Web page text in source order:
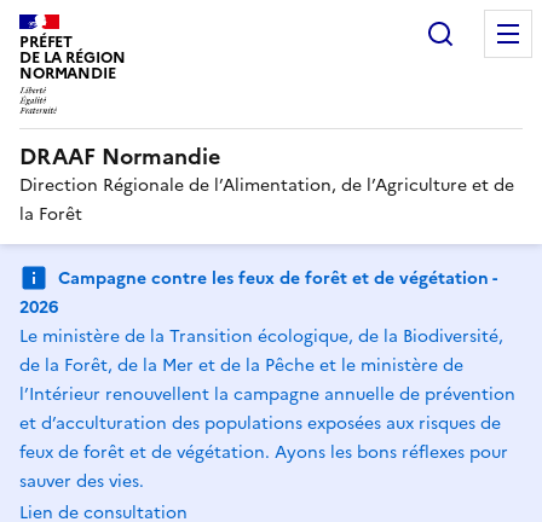
PRÉFET
DE LA RÉGION
NORMANDIE
DRAAF Normandie
Direction Régionale de l’Alimentation, de l’Agriculture et de
la Forêt
Campagne contre les feux de forêt et de végétation -
2026
Le ministère de la Transition écologique, de la Biodiversité,
de la Forêt, de la Mer et de la Pêche et le ministère de
l’Intérieur renouvellent la campagne annuelle de prévention
et d’acculturation des populations exposées aux risques de
feux de forêt et de végétation. Ayons les bons réflexes pour
sauver des vies.
Lien de consultation